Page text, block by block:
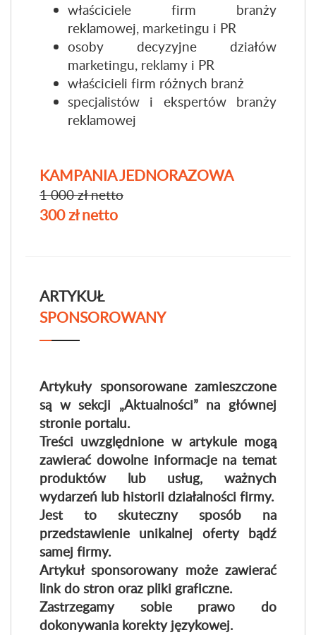
właściciele firm branży
reklamowej, marketingu i PR
osoby decyzyjne działów
marketingu, reklamy i PR
właścicieli firm różnych branż
specjalistów i ekspertów branży
reklamowej
KAMPANIA JEDNORAZOWA
1 000 zł netto
300 zł netto
ARTYKUŁ
SPONSOROWANY
Artykuły sponsorowane zamieszczone
są w sekcji „Aktualności” na głównej
stronie portalu.
Treści uwzględnione w artykule mogą
zawierać dowolne informacje na temat
produktów lub usług, ważnych
wydarzeń lub historii działalności firmy.
Jest to skuteczny sposób na
przedstawienie unikalnej oferty bądź
samej firmy.
Artykuł sponsorowany może zawierać
link do stron oraz pliki graficzne.
Zastrzegamy sobie prawo do
dokonywania korekty językowej.